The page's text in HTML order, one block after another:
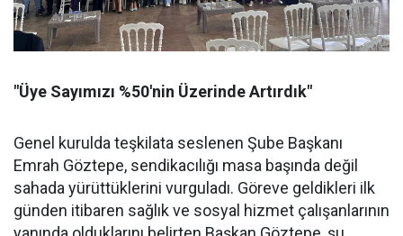
"Üye Sayımızı %50'nin Üzerinde Artırdık"
Genel kurulda teşkilata seslenen Şube Başkanı
Emrah Göztepe, sendikacılığı masa başında değil
sahada yürüttüklerini vurguladı. Göreve geldikleri ilk
günden itibaren sağlık ve sosyal hizmet çalışanlarının